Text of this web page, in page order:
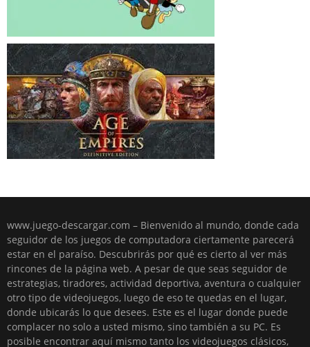
www.juego-descargar.com – Bienvenido al mundo, donde cada
seguidor de los juegos de computadora ciertamente parecerá
estar en el paraíso. Descubrirás por qué es cierto al ver más
rincones de la página web. A pesar de que seas seguidor de
estrategias, tiradores, actividad deportiva, aventura o cualquier
otro tipo de videojuegos, luego de eso te quedas en el lugar,
donde ubicarás lo que desees. Este es el lugar donde puede
complacer no solo a usted mismo, sino también a su PC. Es
posible encontrar aquí mismo tanto los videojuegos clásicos,